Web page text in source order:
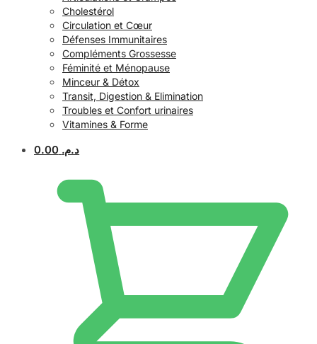
Cholestérol
Circulation et Cœur
Défenses Immunitaires
Compléments Grossesse
Féminité et Ménopause
Minceur & Détox
Transit, Digestion & Elimination
Troubles et Confort urinaires
Vitamines & Forme
د.م. 0.00